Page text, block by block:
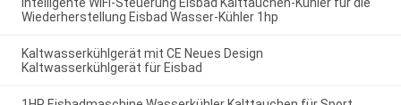
Wiederherstellung Eisbad Wasser-Kühler 1hp
Kaltwasserkühlgerät mit CE Neues Design
Kaltwasserkühlgerät für Eisbad